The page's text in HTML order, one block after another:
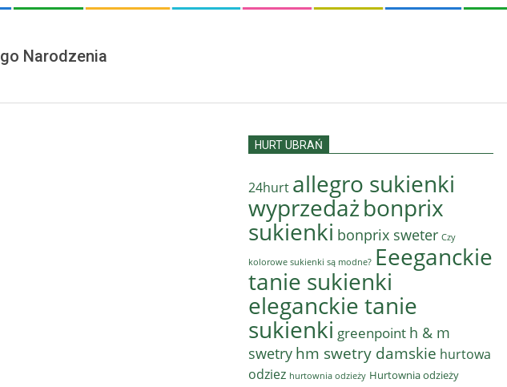
Narodzenia
HURT UBRAŃ
24hurt allegro sukienki
wyprzedażbonprix
sukienki bonprix sweter Czy
kolorowe sukienki są modne? Eeeganckie
tanie sukienki
eleganckie tanie
sukienki greenpoint h & m
swetry hm swetry damskie hurtowa
odziez hurtownia odzieży Hurtownia odzieży